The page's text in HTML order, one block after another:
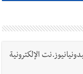
الإلكترونية